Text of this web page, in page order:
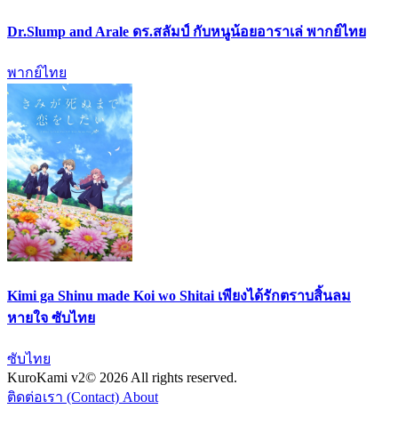
Dr.Slump and Arale ดร.สลัมป์ กับหนูน้อยอาราเล่ พากย์ไทย
พากย์ไทย
Kimi ga Shinu made Koi wo Shitai เพียงได้รักตราบสิ้นลม
หายใจ ซับไทย
ซับไทย
KuroKami v2© 2026 All rights reserved.
ติดต่อเรา (Contact) About